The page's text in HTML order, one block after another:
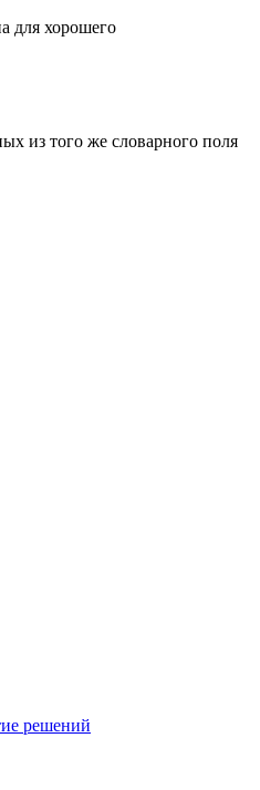
для хорошего
из того же словарного поля
решений